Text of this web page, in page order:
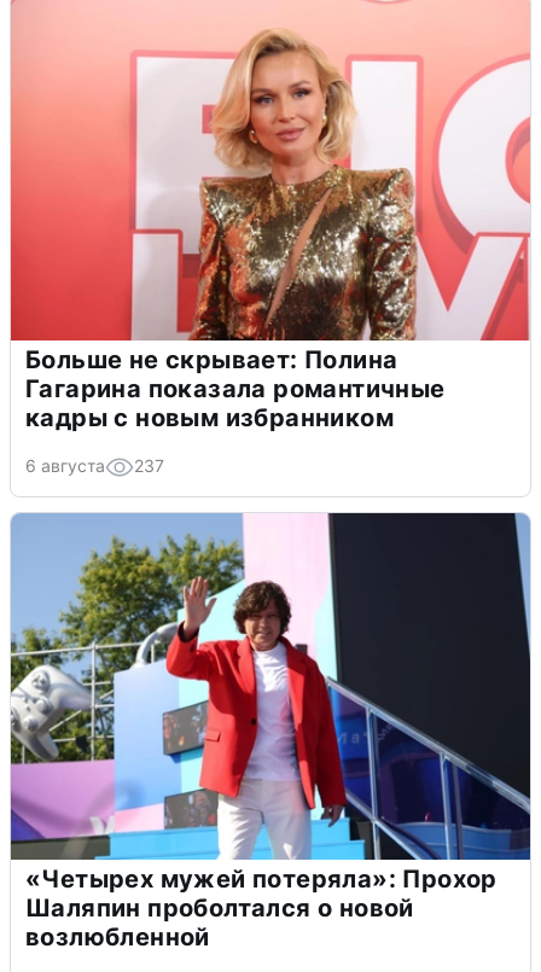
Больше не скрывает: Полина
Гагарина показала романтичные
кадры с новым избранником
6 августа 237
«Четырех мужей потеряла»: Прохор
Шаляпин проболтался о новой
возлюбленной